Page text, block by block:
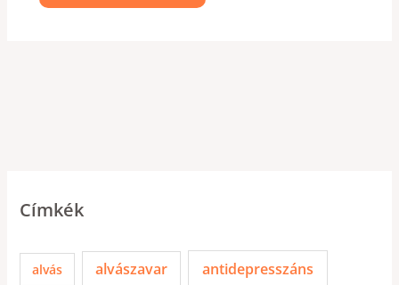
Címkék
alvás alvászavar antidepresszáns